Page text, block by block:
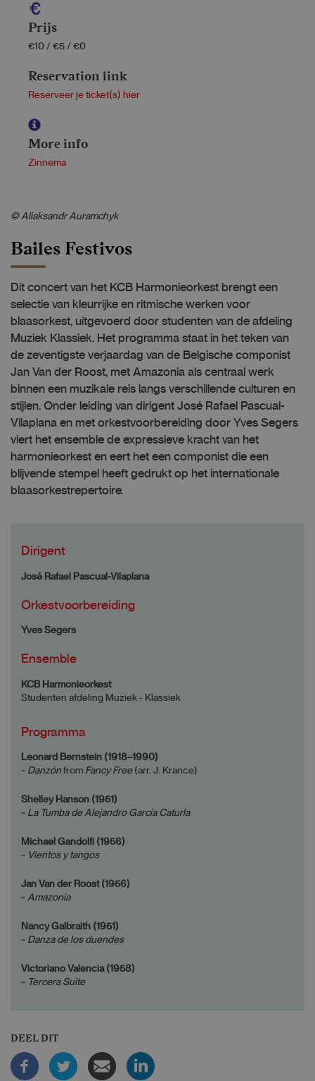
Prijs
€10 / €5 / €0
Reservation link
Reserveer je ticket(s) hier
More info
Zinnema
© Aliaksandr Auramchyk
Bailes Festivos
Dit concert van het KCB Harmonieorkest brengt een
selectie van kleurrijke en ritmische werken voor
blaasorkest, uitgevoerd door studenten van de afdeling
Muziek Klassiek. Het programma staat in het teken van
de zeventigste verjaardag van de Belgische componist
Jan Van der Roost, met Amazonia als centraal werk
binnen een muzikale reis langs verschillende culturen en
stijlen. Onder leiding van dirigent José Rafael Pascual-
Vilaplana en met orkestvoorbereiding door Yves Segers
viert het ensemble de expressieve kracht van het
harmonieorkest en eert het een componist die een
blijvende stempel heeft gedrukt op het internationale
blaasorkestrepertoire.
Dirigent
José Rafael Pascual-Vilaplana
Orkestvoorbereiding
Yves Segers
Ensemble
KCB Harmonieorkest
Studenten afdeling Muziek - Klassiek
Programma
Leonard Bernstein (1918–1990)
~ Danzón from Fancy Free(arr. J. Krance)
Shelley Hanson (1951)
~ La Tumba de Alejandro García Caturla
Michael Gandolfi (1956)
~ Vientos y tangos
Jan Van der Roost (1956)
~ Amazonia
Nancy Galbraith (1951)
~ Danza de los duendes
Victoriano Valencia (1958)
~ Tercera Suite
DEEL DIT